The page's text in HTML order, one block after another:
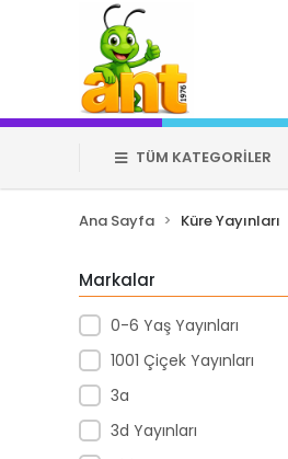
TÜM KATEGORİLER
Ana Sayfa Küre Yayınları
Markalar
0-6 Yaş Yayınları
1001 Çiçek Yayınları
3a
3d Yayınları